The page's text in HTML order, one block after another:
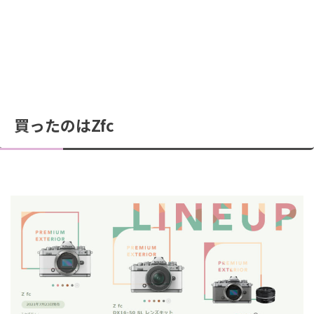
買ったのはZfc